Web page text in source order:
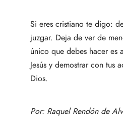
Si eres cristiano te digo:
juzgar. Deja de ver de
único que debes hacer es
Jesús y demostrar con tus
Dios.
Por: Raquel Rendón de